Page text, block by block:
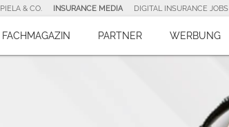
PIELA & CO. INSURANCE MEDIA DIGITAL INSURANCE JOBS
FACHMAGAZIN PARTNER WERBUNG